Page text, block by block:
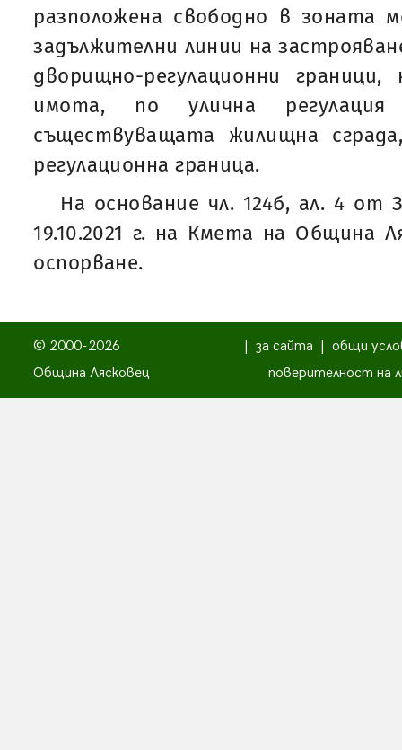
разположена свободно в зоната
задължителни линии на
дворищно-регулационни
имота, по улична
съществуващата жилищна
регулационна граница.
На основание чл. 124б, ал. 4
19.10.2021 г. на Кмета на Община
оспорване.
© 2000-2026
Община Лясковец
за сайта
общи
поверителност на